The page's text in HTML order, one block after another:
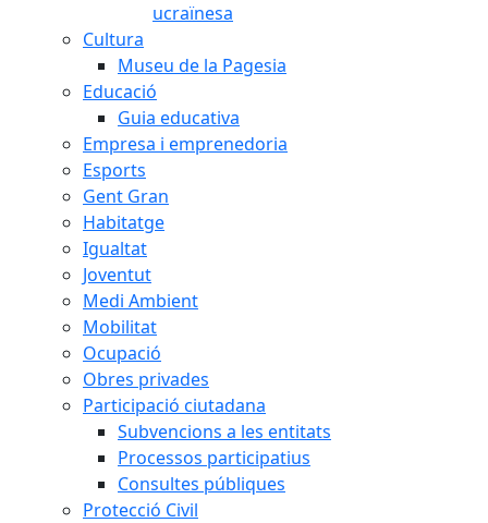
ucraïnesa
Cultura
Museu de la Pagesia
Educació
Guia educativa
Empresa i emprenedoria
Esports
Gent Gran
Habitatge
Igualtat
Joventut
Medi Ambient
Mobilitat
Ocupació
Obres privades
Participació ciutadana
Subvencions a les entitats
Processos participatius
Consultes públiques
Protecció Civil